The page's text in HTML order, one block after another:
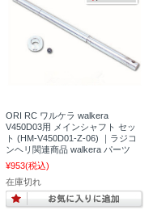
ORI RC ワルケラ walkera
V450D03用 メインシャフト セッ
ト (HM-V450D01-Z-06) ｜ラジコ
ンヘリ関連商品 walkera パーツ
¥953(税込)
在庫切れ